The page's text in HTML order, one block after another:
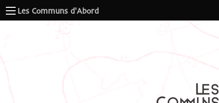
Les Communs d'Abord